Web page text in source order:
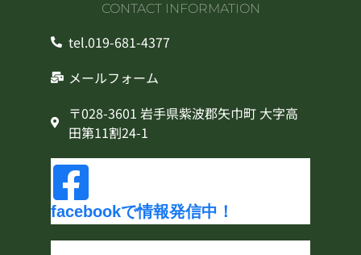
CONTACT INFORMATION
tel.019-681-4377
メールフォーム
〒028-3601 岩手県紫波郡矢巾町 大字高
田第11割24-1
facebookで情報発信中！